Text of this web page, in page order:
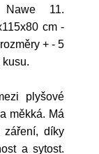
Nawe 11.
cm -
+ - 5
plyšové
měkká. Má
záření, díky
a sytost.